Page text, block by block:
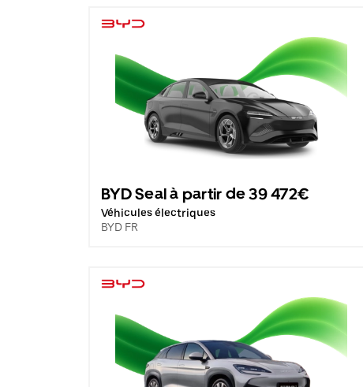
BYD Seal à partir de 39 472€
Véhicules électriques
BYD FR